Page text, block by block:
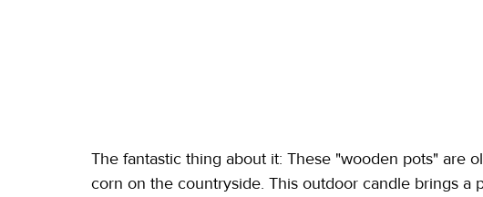
The fantastic thing about it: These "wooden pots" are
corn on the countryside. This outdoor candle brings a